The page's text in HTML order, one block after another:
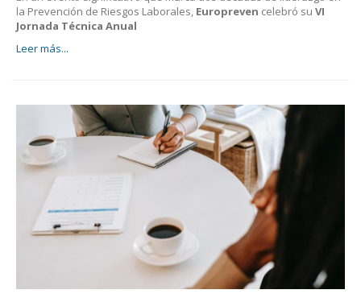
la Prevención de Riesgos Laborales, Europreven celebró su VI
Jornada Técnica Anual
Leer más...